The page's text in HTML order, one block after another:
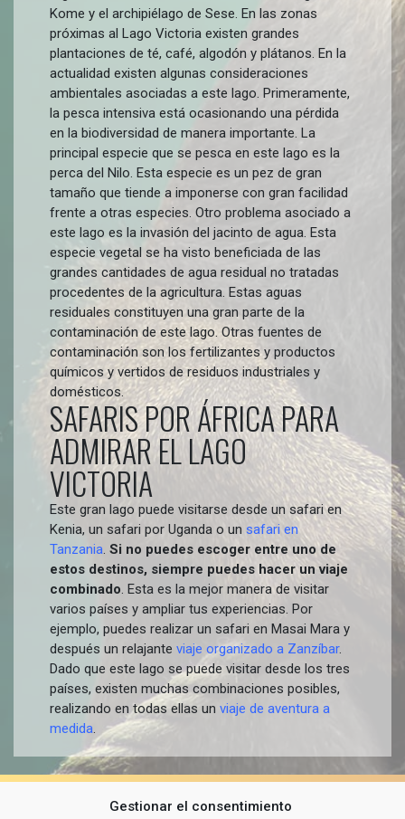
Gestionar el consentimiento
Kome y el archipiélago de Sese. En las zonas
próximas al Lago Victoria existen grandes
plantaciones de té, café, algodón y plátanos. En la
actualidad existen algunas consideraciones
ambientales asociadas a este lago. Primeramente,
la pesca intensiva está ocasionando una pérdida
en la biodiversidad de manera importante. La
principal especie que se pesca en este lago es la
perca del Nilo. Esta especie es un pez de gran
tamaño que tiende a imponerse con gran facilidad
frente a otras especies. Otro problema asociado a
este lago es la invasión del jacinto de agua. Esta
especie vegetal se ha visto beneficiada de las
grandes cantidades de agua residual no tratadas
procedentes de la agricultura. Estas aguas
residuales constituyen una gran parte de la
contaminación de este lago. Otras fuentes de
contaminación son los fertilizantes y productos
químicos y vertidos de residuos industriales y
domésticos.
SAFARIS POR ÁFRICA PARA
ADMIRAR EL LAGO
VICTORIA
Este gran lago puede visitarse desde un safari en
Kenia, un safari por Uganda o un safari en
Tanzania. Si no puedes escoger entre uno de
estos destinos, siempre puedes hacer un viaje
combinado. Esta es la mejor manera de visitar
varios países y ampliar tus experiencias. Por
ejemplo, puedes realizar un safari en Masai Mara y
después un relajante viaje organizado a Zanzíbar.
Dado que este lago se puede visitar desde los tres
países, existen muchas combinaciones posibles,
realizando en todas ellas un viaje de aventura a
medida.